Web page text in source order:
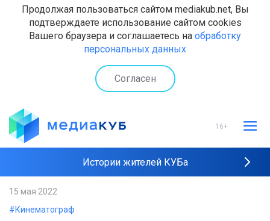
Продолжая пользоваться сайтом mediakub.net, Вы
подтверждаете использование сайтом cookies
Вашего браузера и соглашаетесь на обработку
персональных данных
Согласен
16+
Истории жителей КУБа
15 мая 2022
#Кинематограф